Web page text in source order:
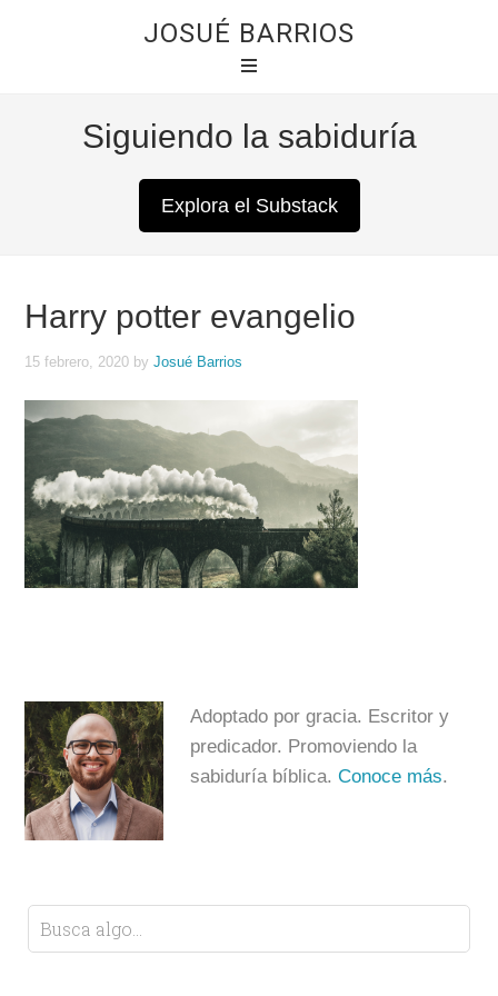
JOSUÉ BARRIOS
Siguiendo la sabiduría
Explora el Substack
Harry potter evangelio
15 febrero, 2020 byJosué Barrios
Adoptado por gracia. Escritor y
predicador. Promoviendo la
sabiduría bíblica.Conoce más.